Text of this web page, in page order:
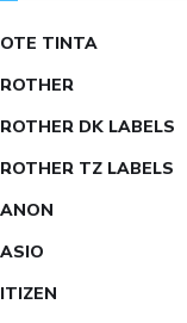
TINTA
DK LABELS
TZ LABELS